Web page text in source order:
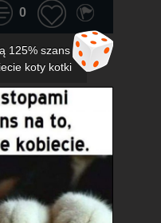
0
125% szans
koty kotki